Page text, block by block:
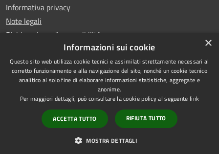
Informativa privacy
Note legali
Dichiarazione di accessibilità
RSS
Accessibilità
Copyright © 2025 Comune di
Ariano Irpino
Powered byMunicipium
Accesso redazione
×
Informazioni sui cookie
Questo sito web utilizza cookie tecnici e assimilati strettamente necessari al
corretto funzionamento e alla navigazione del sito, nonché un cookie tecnico
analitico al solo fine di elaborare informazioni statistiche, aggregate e
anonime.
Per maggiori dettagli, può consultare la cookie policy al seguente link
ACCETTA TUTTO RIFIUTA TUTTO
MOSTRA DETTAGLI